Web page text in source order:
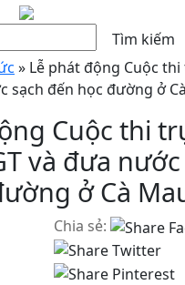
Tìm kiếm
» Lễ phát động Cuộc
sạch đến học đường ở
Cuộc thi
và đưa
ở Cà
Chia sẻ: